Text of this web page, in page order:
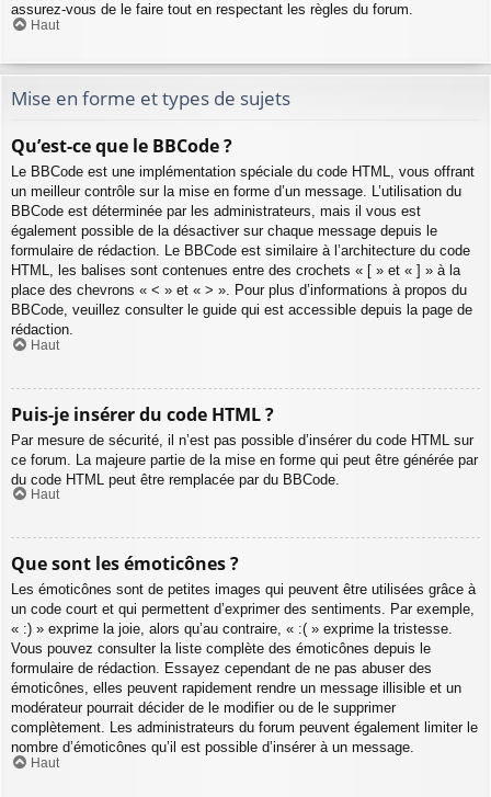
assurez-vous de le faire tout en respectant les règles du forum.
Haut
Mise en forme et types de sujets
Qu’est-ce que le BBCode ?
Le BBCode est une implémentation spéciale du code HTML, vous offrant
un meilleur contrôle sur la mise en forme d’un message. L’utilisation du
BBCode est déterminée par les administrateurs, mais il vous est
également possible de la désactiver sur chaque message depuis le
formulaire de rédaction. Le BBCode est similaire à l’architecture du code
HTML, les balises sont contenues entre des crochets « [ » et « ] » à la
place des chevrons « < » et « > ». Pour plus d’informations à propos du
BBCode, veuillez consulter le guide qui est accessible depuis la page de
rédaction.
Haut
Puis-je insérer du code HTML ?
Par mesure de sécurité, il n’est pas possible d’insérer du code HTML sur
ce forum. La majeure partie de la mise en forme qui peut être générée par
du code HTML peut être remplacée par du BBCode.
Haut
Que sont les émoticônes ?
Les émoticônes sont de petites images qui peuvent être utilisées grâce à
un code court et qui permettent d’exprimer des sentiments. Par exemple,
« :) » exprime la joie, alors qu’au contraire, « :( » exprime la tristesse.
Vous pouvez consulter la liste complète des émoticônes depuis le
formulaire de rédaction. Essayez cependant de ne pas abuser des
émoticônes, elles peuvent rapidement rendre un message illisible et un
modérateur pourrait décider de le modifier ou de le supprimer
complètement. Les administrateurs du forum peuvent également limiter le
nombre d’émoticônes qu’il est possible d’insérer à un message.
Haut